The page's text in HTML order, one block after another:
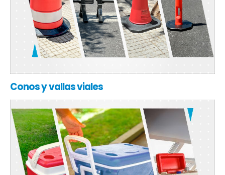
Conos y vallas viales